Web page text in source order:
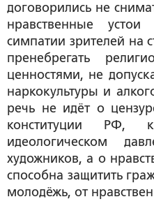
договорились не
нравственные
симпатии зрителей на
пренебрегать
ценностями, не
наркокультуры и
речь не идёт о
конституции РФ,
идеологическом
художников, а о
способна защитить
молодёжь, от